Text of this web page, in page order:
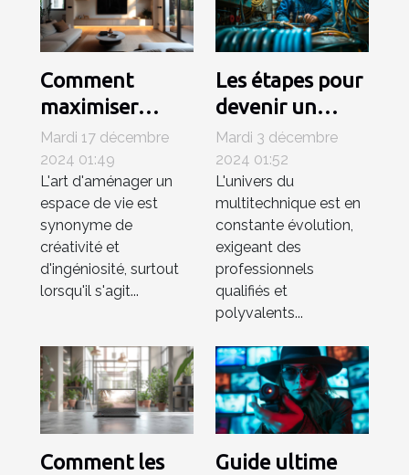
Comment
maximiser
l'espace de
votre salon avec
un téléviseur de
80 cm
Mardi 17 décembre
2024 01:49
L'art d'aménager un
espace de vie est
synonyme de
créativité et
d'ingéniosité, surtout
lorsqu'il s'agit...
Les étapes pour
devenir un
technicien
multitechnique
compétent
Mardi 3 décembre
2024 01:52
L'univers du
multitechnique est en
constante évolution,
exigeant des
professionnels
qualifiés et
polyvalents...
Comment les
Guide ultime